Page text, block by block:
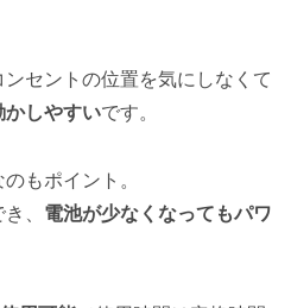
セントの位置を気にしなくて
かしやすいです。
もポイント。
、 電池が少なくなってもパワ